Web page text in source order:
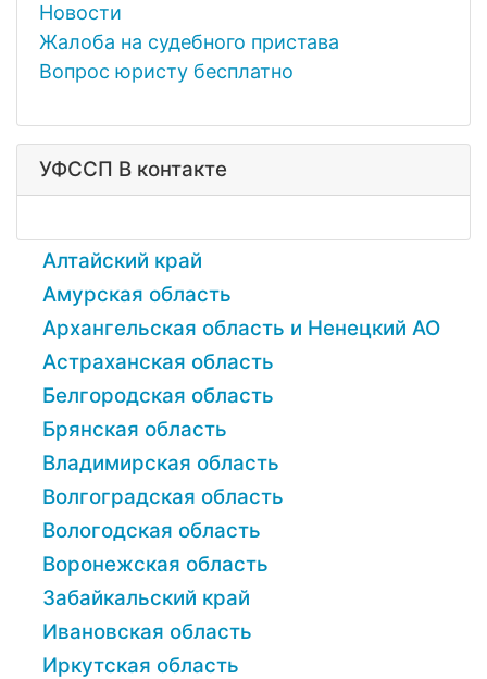
Новости
Жалоба на судебного пристава
Вопрос юристу бесплатно
УФССП В контакте
Алтайский край
Амурская область
Архангельская область и Ненецкий АО
Астраханская область
Белгородская область
Брянская область
Владимирская область
Волгоградская область
Вологодская область
Воронежская область
Забайкальский край
Ивановская область
Иркутская область